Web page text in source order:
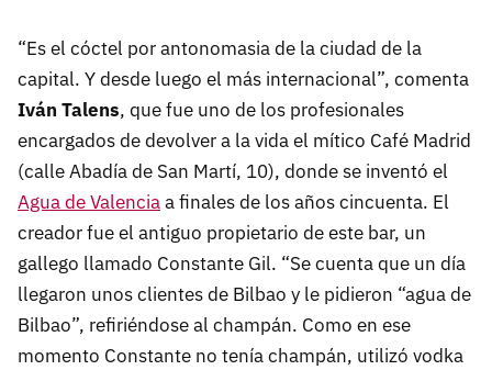
“Es el cóctel por antonomasia de la ciudad de la
capital. Y desde luego el más internacional”, comenta
Iván Talens, que fue uno de los profesionales
encargados de devolver a la vida el mítico Café Madrid
(calle Abadía de San Martí, 10), donde se inventó el
Agua de Valenciaa finales de los años cincuenta. El
creador fue el antiguo propietario de este bar, un
gallego llamado Constante Gil. “Se cuenta que un día
llegaron unos clientes de Bilbao y le pidieron “agua de
Bilbao”, refiriéndose al champán. Como en ese
momento Constante no tenía champán, utilizó vodka